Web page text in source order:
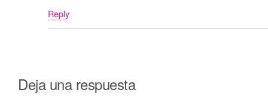
Reply
Deja una respuesta